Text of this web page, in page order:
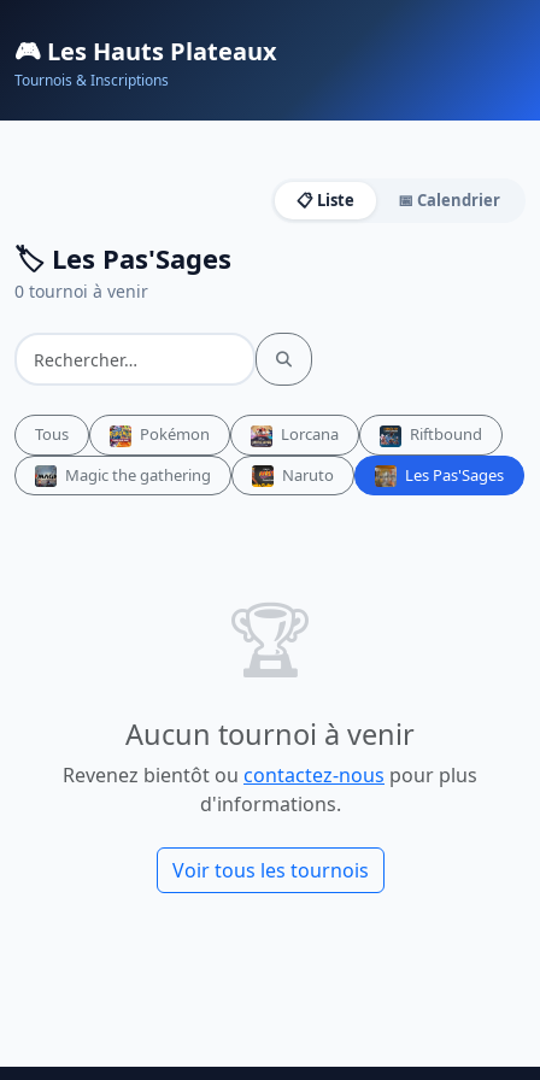
🎮 Les Hauts Plateaux
Tournois & Inscriptions
📋 Liste 📅 Calendrier
🏷️ Les Pas'Sages
0 tournoi à venir
Tous Pokémon Lorcana
Riftbound
Magic the gathering
Naruto Les Pas'Sages
🏆
Aucun tournoi à venir
Revenez bientôt ou contactez-nous pour plus
d'informations.
Voir tous les tournois